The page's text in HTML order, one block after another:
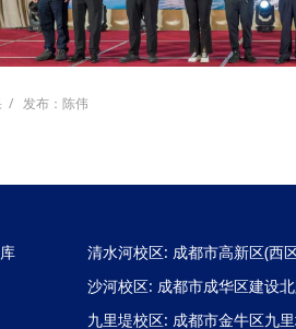
/ 发布：陈伟
清水河校区: 成都市高新区(西
沙河校区: 成都市成华区建设
九里堤校区: 成都市金牛区九